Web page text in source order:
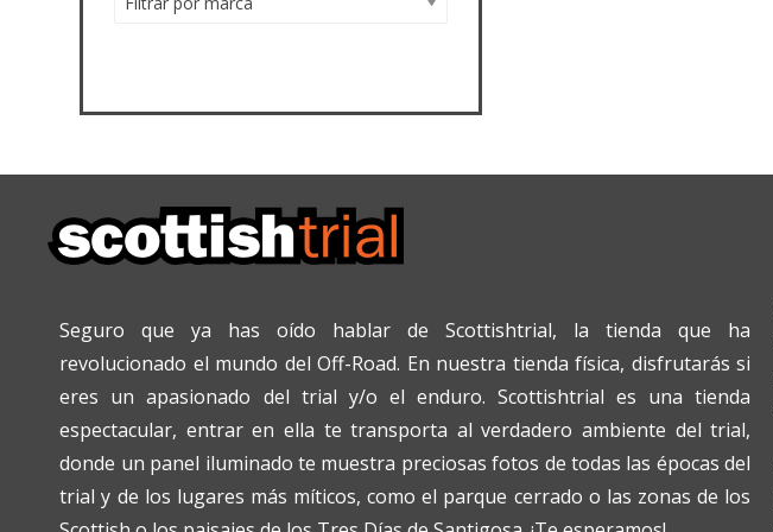
Seguro que ya has oído hablar de Scottishtrial, la tienda que ha
revolucionado el mundo del Off-Road. En nuestra tienda física, disfrutarás si
eres un apasionado del trial y/o el enduro. Scottishtrial es una tienda
espectacular, entrar en ella te transporta al verdadero ambiente del trial,
donde un panel iluminado te muestra preciosas fotos de todas las épocas del
trial y de los lugares más míticos, como el parque cerrado o las zonas de los